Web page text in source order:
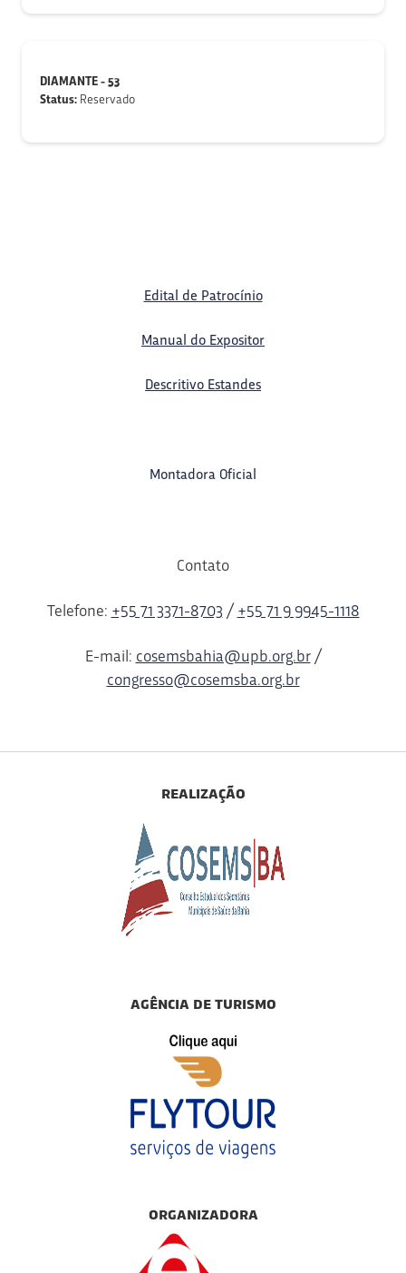
DIAMANTE - 53
Status: Reservado
Edital de Patrocínio
Manual do Expositor
Descritivo Estandes
Montadora Oficial
Contato
Telefone: +55 71 3371-8703 / +55 71 9 9945-1118
E-mail: cosemsbahia@upb.org.br/
congresso@cosemsba.org.br
realização
agência de turismo
organizadora